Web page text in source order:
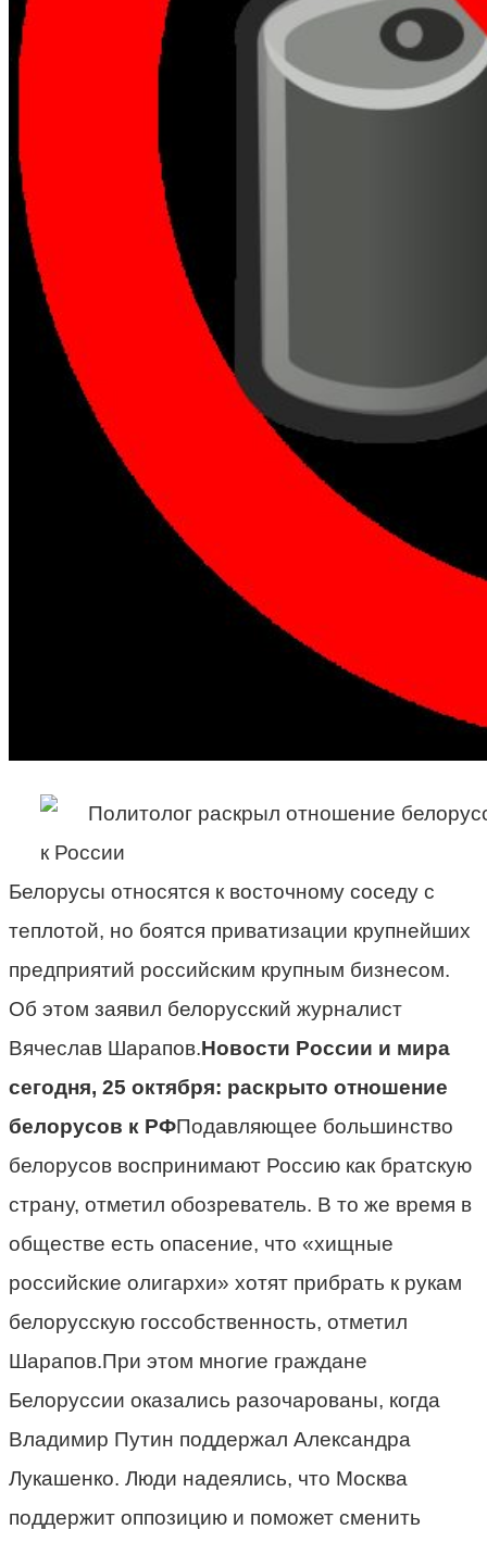
Белорусы относятся к восточному соседу с
теплотой, но боятся приватизации крупнейших
предприятий российским крупным бизнесом.
Об этом заявил белорусский журналист
Вячеслав Шарапов.Новости России и мира
сегодня, 25 октября: раскрыто отношение
белорусов к РФПодавляющее большинство
белорусов воспринимают Россию как братскую
страну, отметил обозреватель. В то же время в
обществе есть опасение, что «хищные
российские олигархи» хотят прибрать к рукам
белорусскую госсобственность, отметил
Шарапов.При этом многие граждане
Белоруссии оказались разочарованы, когда
Владимир Путин поддержал Александра
Лукашенко. Люди надеялись, что Москва
поддержит оппозицию и поможет сменить